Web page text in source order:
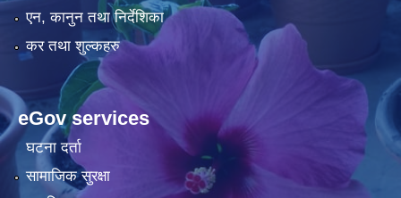
एन, कानुन तथा निर्देशिका
कर तथा शुल्कहरु
eGov services
घटना दर्ता
सामाजिक सुरक्षा